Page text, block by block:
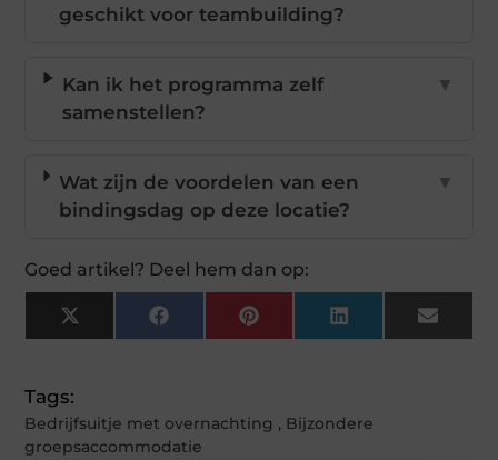
geschikt voor teambuilding?
Kan ik het programma zelf
samenstellen?
▼
Wat zijn de voordelen van een
bindingsdag op deze locatie?
▼
Goed artikel? Deel hem dan op:
X
(Twitter)
FacebookPinterestLinkedInEmail
Tags:
Bedrijfsuitje met overnachting , Bijzondere
groepsaccommodatie